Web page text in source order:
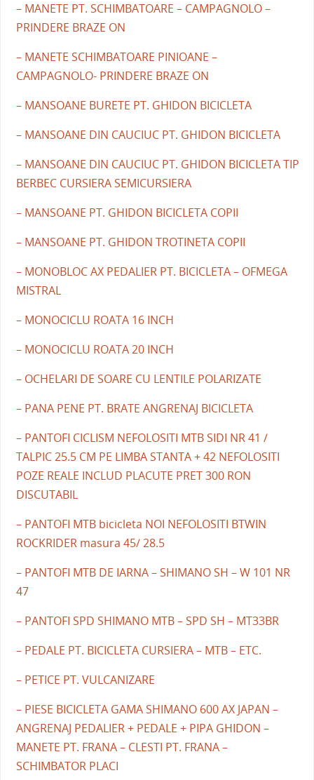
– MANETE PT. SCHIMBATOARE – CAMPAGNOLO –
PRINDERE BRAZE ON
– MANETE SCHIMBATOARE PINIOANE –
CAMPAGNOLO- PRINDERE BRAZE ON
– MANSOANE BURETE PT. GHIDON BICICLETA
– MANSOANE DIN CAUCIUC PT. GHIDON BICICLETA
– MANSOANE DIN CAUCIUC PT. GHIDON BICICLETA TIP
BERBEC CURSIERA SEMICURSIERA
– MANSOANE PT. GHIDON BICICLETA COPII
– MANSOANE PT. GHIDON TROTINETA COPII
– MONOBLOC AX PEDALIER PT. BICICLETA – OFMEGA
MISTRAL
– MONOCICLU ROATA 16 INCH
– MONOCICLU ROATA 20 INCH
– OCHELARI DE SOARE CU LENTILE POLARIZATE
– PANA PENE PT. BRATE ANGRENAJ BICICLETA
– PANTOFI CICLISM NEFOLOSITI MTB SIDI NR 41 /
TALPIC 25.5 CM PE LIMBA STANTA + 42 NEFOLOSITI
POZE REALE INCLUD PLACUTE PRET 300 RON
DISCUTABIL
– PANTOFI MTB bicicleta NOI NEFOLOSITI BTWIN
ROCKRIDER masura 45/ 28.5
– PANTOFI MTB DE IARNA – SHIMANO SH – W 101 NR
47
– PANTOFI SPD SHIMANO MTB – SPD SH – MT33BR
– PEDALE PT. BICICLETA CURSIERA – MTB – ETC.
– PETICE PT. VULCANIZARE
– PIESE BICICLETA GAMA SHIMANO 600 AX JAPAN –
ANGRENAJ PEDALIER + PEDALE + PIPA GHIDON –
MANETE PT. FRANA – CLESTI PT. FRANA –
SCHIMBATOR PLACI